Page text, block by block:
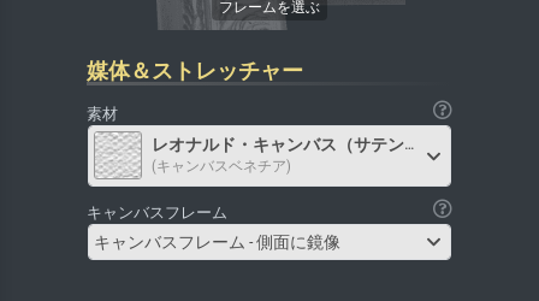
媒体＆ストレッチャー
素材
レオナルド・キャンバス（サテン）
(キャンバスベネチア)
キャンバスフレーム
キャンバスフレーム - 側面に鏡像